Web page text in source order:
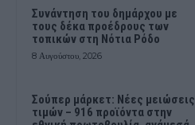
Συνάντηση του δημάρχου με
τους δέκα προέδρους των
τοπικών στη Νότια Ρόδο
8 Αυγούστου, 2026
Σούπερ μάρκετ: Νέες μειώσεις
τιμών – 916 προϊόντα στην